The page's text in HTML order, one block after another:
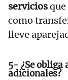
servicios
como
lleve
5- ¿Se
adicionales?